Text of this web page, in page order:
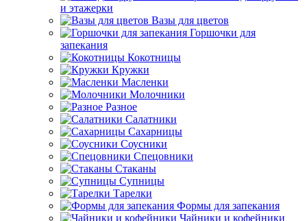
и этажерки
Вазы для цветов
Горшочки для
запекания
Кокотницы
Кружки
Масленки
Молочники
Разное
Салатники
Сахарницы
Соусники
Спецовники
Стаканы
Супницы
Тарелки
Формы для запекания
Чайники и кофейники